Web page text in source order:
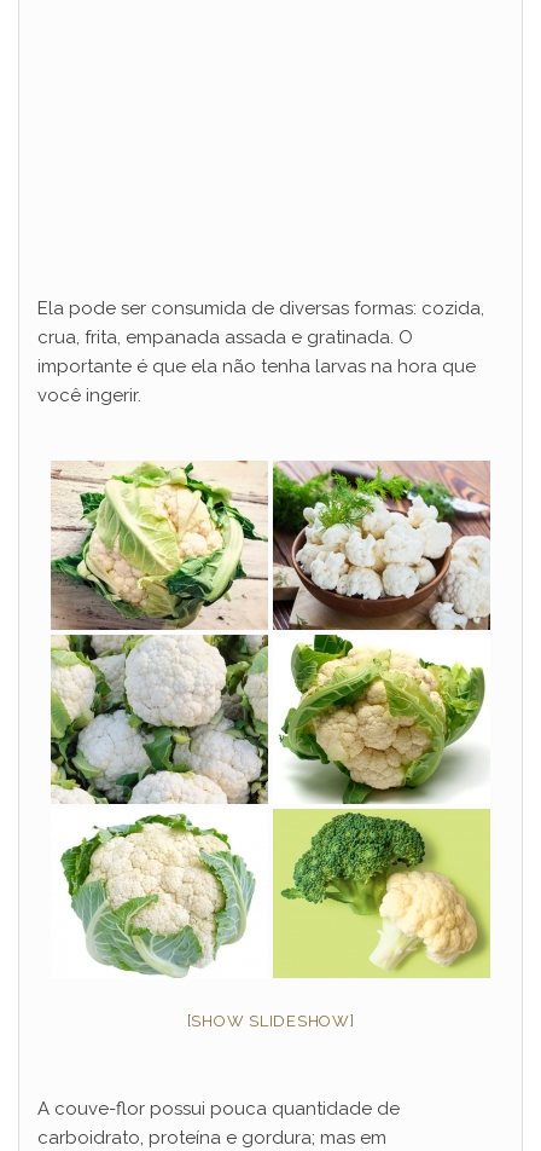
Ela pode ser consumida de diversas formas: cozida,
crua, frita, empanada assada e gratinada. O
importante é que ela não tenha larvas na hora que
você ingerir.
[SHOW SLIDESHOW]
A couve-flor possui pouca quantidade de
carboidrato, proteína e gordura; mas em